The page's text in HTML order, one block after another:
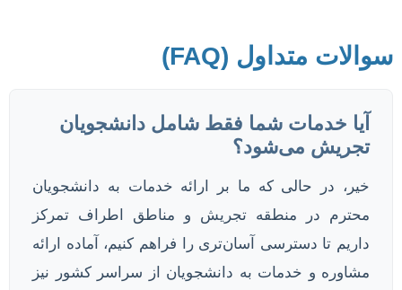
سوالات متداول (FAQ)
آیا خدمات شما فقط شامل دانشجویان
تجریش می‌شود؟
خیر، در حالی که ما بر ارائه خدمات به دانشجویان
محترم در منطقه تجریش و مناطق اطراف تمرکز
داریم تا دسترسی آسان‌تری را فراهم کنیم، آماده ارائه
مشاوره و خدمات به دانشجویان از سراسر کشور نیز